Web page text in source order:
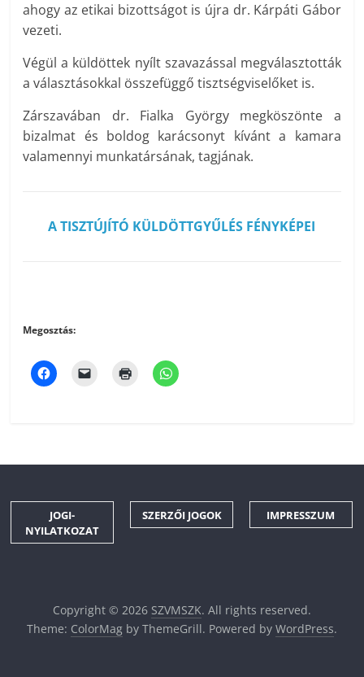
ahogy az etikai bizottságot is újra dr. Kárpáti Gábor
vezeti.
Végül a küldöttek nyílt szavazással megválasztották
a választásokkal összefüggő tisztségviselőket is.
Zárszavában dr. Fialka György megköszönte a
bizalmat és boldog karácsonyt kívánt a kamara
valamennyi munkatársának, tagjának.
A TISZTÚJÍTÓ KÜLDÖTTGYŰLÉS FÉNYKÉPEI
Megosztás:
JOGI-
NYILATKOZAT
SZERZŐI JOGOK IMPRESSZUM
Copyright © 2026 SZVMSZK. All rights reserved.
Theme: ColorMagby ThemeGrill. Powered by WordPress.